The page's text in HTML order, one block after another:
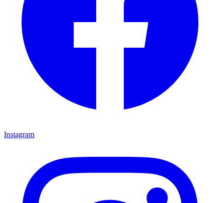
Instagram